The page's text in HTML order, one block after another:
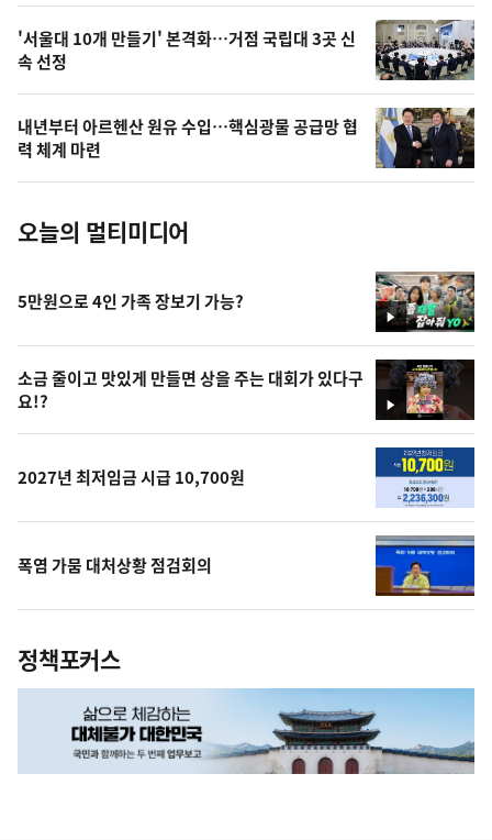
오
늘
의
사
진
'서울대 10개 만들기' 본격화…거점 국립대 3곳 신
속 선정
내년부터 아르헨산 원유 수입…핵심광물 공급망 협
력 체계 마련
오늘의 멀티미디어
영
상
5만원으로 4인 가족 장보기 가능?
영
상
소금 줄이고 맛있게 만들면 상을 주는 대회가 있다구
요!?
2027년 최저임금 시급 10,700원
폭염 가뭄 대처상황 점검회의
정책포커스